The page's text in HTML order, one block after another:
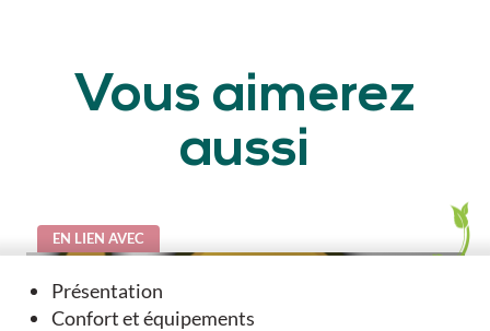
Présentation
Confort et équipements
Vous aimerez
aussi
EN LIEN AVEC